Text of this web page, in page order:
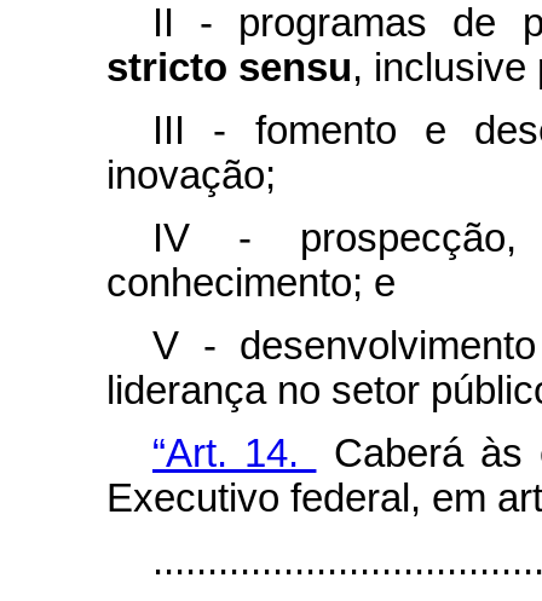
II - programas de
stricto sensu, inclusive
III - fomento e
inovação;
IV -
conhecimento; e
V -
liderança no setor
“Art. 14.
Caberá às
Executivo federal, em